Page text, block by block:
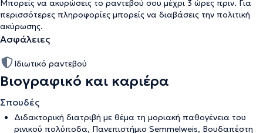
Μπορείς να ακυρώσεις το ραντεβού σου μέχρι 3 ώρες πριν. Για
περισσότερες πληροφορίες μπορείς να διαβάσεις την πολιτική
ακύρωσης.
Ασφάλειες
Ιδιωτικό ραντεβού
Βιογραφικό και καριέρα
Σπουδές
Διδακτορική διατριβή με θέμα τη μοριακή παθογένεια του
ρινικού πολύποδα, Πανεπιστήμιο Semmelweis, Βουδαπέστη